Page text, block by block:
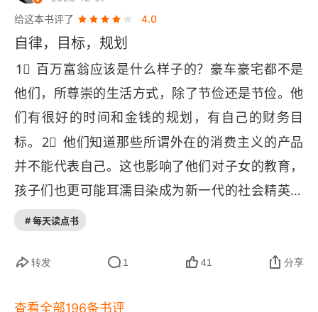
授之以渔
家庭主妇：A或B？
补偿女性
弱者和强者
生前身后
富裕父母与能干的子女适用的规则
第7章 找到你的细分市场机会
的，本书讲的所有道理的前提，首先就是稳定和平
的商品经济社会，华人历史写满了战乱带来的灾
难，所以本民族最爱好和平，忍辱负重，退一步海
阔天空，同时也明白世道轮回，相信漫漫长夜后必
会黎明，所以致富的经验对华人作用不大。杰克马
发财以后讲企业文化，讲企业愿景，讲宏伟理想，
但是他当年的一切选择都是被逼无奈。商业社会要
成为百万富翁。不可能依赖别人，首先要独立自
主，但中国传统的科举考公都是为了依附集体，依
附体制，找靠山，只有没有依靠，奋力拼搏，才能
成就自己的一片天，成为《邻家的百万富翁》，所
孤独的，其他民族有上帝去依靠，世界上最多无神
各种奢华的东西，可以说，不是真正的 “富”。财富
给这本书评了
4.0
自律，目标，规划
1⃣ ️ 百万富翁应该是什么样子的？豪车豪宅都不是
他们，所尊崇的生活方式，除了节俭还是节俭。他
们有很好的时间和金钱的规划，有自己的财务目
标。 2⃣ ️ 他们知道那些所谓外在的消费主义的产品
并不能代表自己。这也影响了他们对子女的教育，
孩子们也更可能耳濡目染成为新一代的社会精英。
3⃣️ 最后找到自己合适的工作，认真完成成为自己
# 每天读点书
转发 1 41 分享
查看全部196条书评